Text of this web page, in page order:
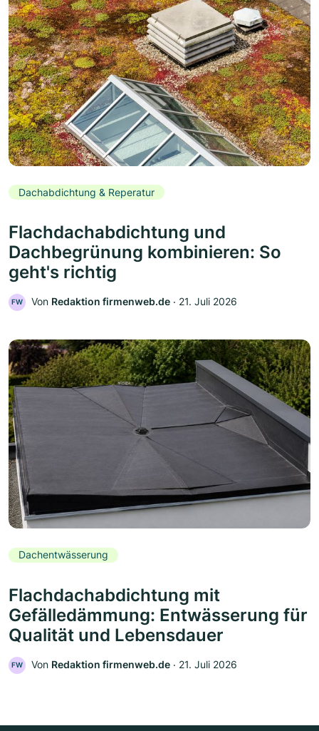
Dachabdichtung & Reperatur
Flachdachabdichtung und
Dachbegrünung kombinieren: So
geht's richtig
FW Von Redaktion firmenweb.de ‧ 21. Juli 2026
Dachentwässerung
Flachdachabdichtung mit
Gefälledämmung: Entwässerung für
Qualität und Lebensdauer
FW Von Redaktion firmenweb.de ‧ 21. Juli 2026